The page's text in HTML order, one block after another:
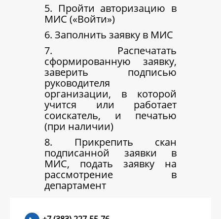
5. Пройти авторизацию в
МИС («Войти»)
6. Заполнить заявку в МИС
7. Распечатать
сформированную заявку,
заверить подписью
руководителя
организации, в которой
учится или работает
соискатель, и печатью
(при наличии)
8. Прикрепить скан
подписанной заявки в
МИС, подать заявку на
рассмотрение в
департамент